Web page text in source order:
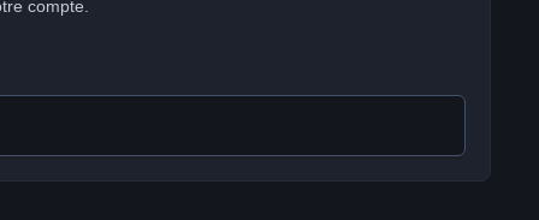
compte.